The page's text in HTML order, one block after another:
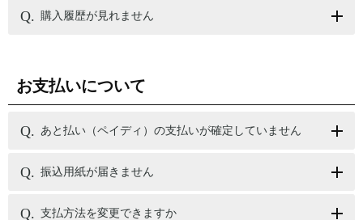
購入履歴が見れません
お支払いについて
あと払い（ペイディ）の支払いが確定していません
振込用紙が届きません
支払方法を変更できますか